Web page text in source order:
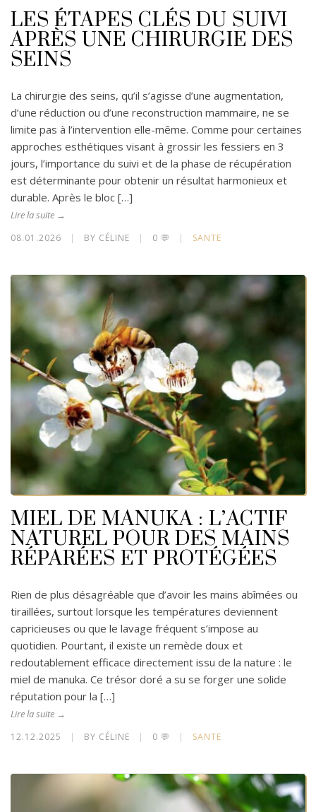
LES ÉTAPES CLÉS DU SUIVI
APRÈS UNE CHIRURGIE DES
SEINS
La chirurgie des seins, qu’il s’agisse d’une augmentation,
d’une réduction ou d’une reconstruction mammaire, ne se
limite pas à l’intervention elle-même. Comme pour certaines
approches esthétiques visant à grossir les fessiers en 3
jours, l’importance du suivi et de la phase de récupération
est déterminante pour obtenir un résultat harmonieux et
durable. Après le bloc […]
Lire la suite →
08.01.2026 | BY CÉLINE | 0 💬 | SANTE
MIEL DE MANUKA : L’ACTIF
NATUREL POUR DES MAINS
RÉPARÉES ET PROTÉGÉES
Rien de plus désagréable que d’avoir les mains abîmées ou
tiraillées, surtout lorsque les températures deviennent
capricieuses ou que le lavage fréquent s’impose au
quotidien. Pourtant, il existe un remède doux et
redoutablement efficace directement issu de la nature : le
miel de manuka. Ce trésor doré a su se forger une solide
réputation pour la […]
Lire la suite →
12.12.2025 | BY CÉLINE | 0 💬 | SANTE